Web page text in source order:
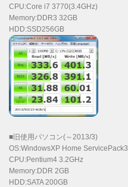
CPU:Core i7 3770(3.4GHz)
Memory:DDR3 32GB
HDD:SSD256GB
■旧使用パソコン(～2013/3)
OS:WindowsXP Home ServicePack3
CPU:Pentium4 3.2GHz
Memory:DDR 2GB
HDD:SATA 200GB